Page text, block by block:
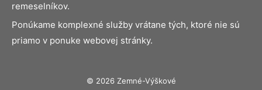
remeselníkov.
Ponúkame komplexné služby vrátane tých, ktoré nie sú
priamo v ponuke webovej stránky.
© 2026 Zemné-Výškové